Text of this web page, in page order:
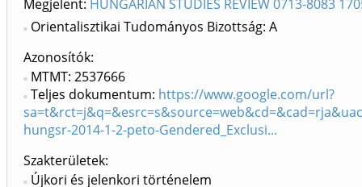
Megjelent: HUNGARIAN STUDIES REVIEW 0713-8083
Orientalisztikai Tudományos Bizottság: A
Azonosítók
MTMT: 2537666
Teljes dokumentum: https://www.google.com/url?
hungsr-2014-1-2-peto-Gendered_Exclusi...
Szakterületek:
Újkori és jelenkori történelem